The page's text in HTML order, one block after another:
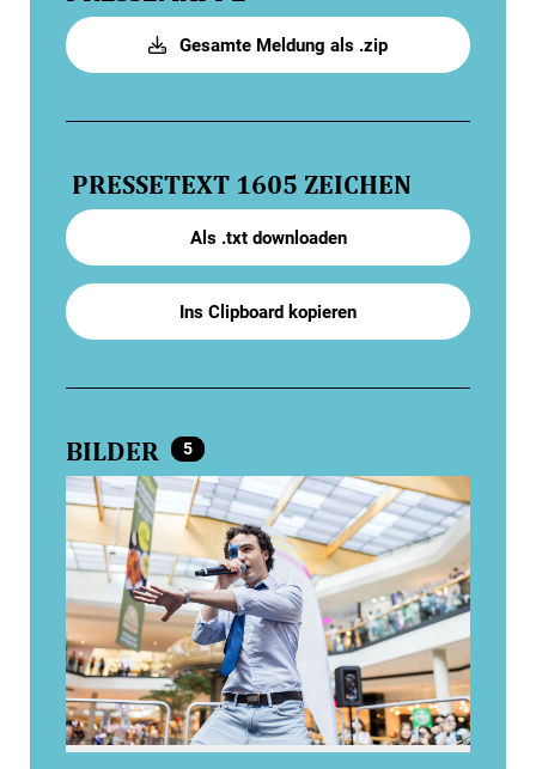
Gesamte Meldung als .zip
PRESSETEXT 1605 ZEICHEN
Als .txt downloaden
Ins Clipboard kopieren
BILDER 5